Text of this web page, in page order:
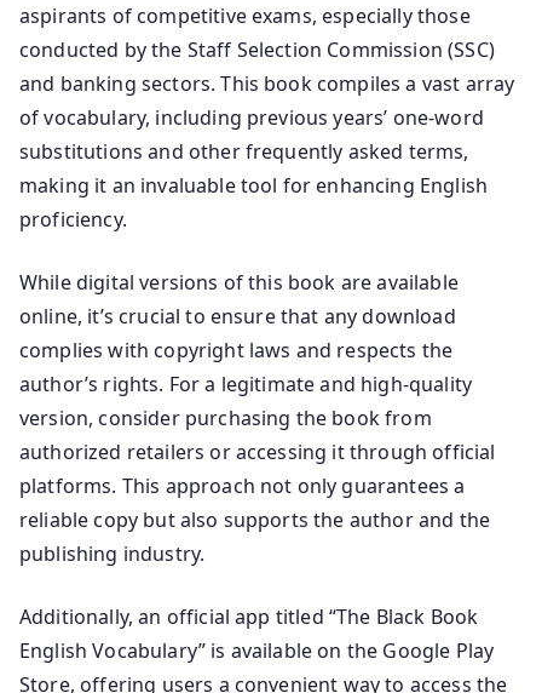
aspirants of competitive exams, especially those
conducted by the Staff Selection Commission (SSC)
and banking sectors. This book compiles a vast array
of vocabulary, including previous years’ one-word
substitutions and other frequently asked terms,
making it an invaluable tool for enhancing English
proficiency.
While digital versions of this book are available
online, it’s crucial to ensure that any download
complies with copyright laws and respects the
author’s rights. For a legitimate and high-quality
version, consider purchasing the book from
authorized retailers or accessing it through official
platforms. This approach not only guarantees a
reliable copy but also supports the author and the
publishing industry.
Additionally, an official app titled “The Black Book
English Vocabulary” is available on the Google Play
Store, offering users a convenient way to access the